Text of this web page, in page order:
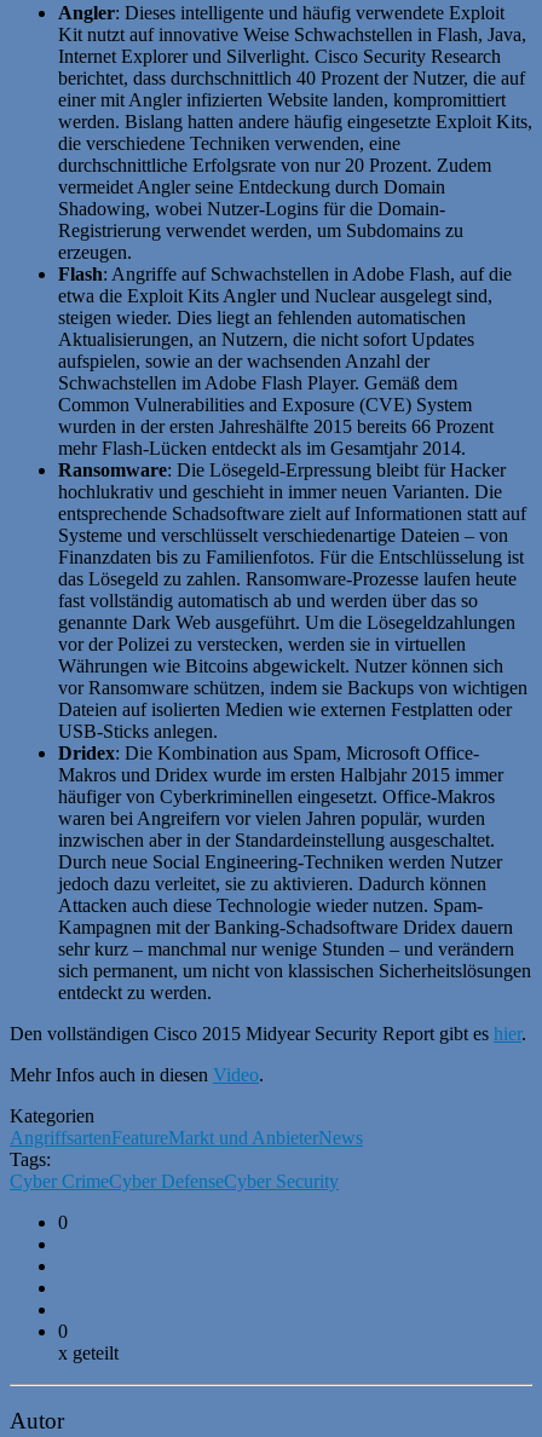
Angler: Dieses intelligente und häufig verwendete Exploit
Kit nutzt auf innovative Weise Schwachstellen in Flash, Java,
Internet Explorer und Silverlight. Cisco Security Research
berichtet, dass durchschnittlich 40 Prozent der Nutzer, die auf
einer mit Angler infizierten Website landen, kompromittiert
werden. Bislang hatten andere häufig eingesetzte Exploit Kits,
die verschiedene Techniken verwenden, eine
durchschnittliche Erfolgsrate von nur 20 Prozent. Zudem
vermeidet Angler seine Entdeckung durch Domain
Shadowing, wobei Nutzer-Logins für die Domain-
Registrierung verwendet werden, um Subdomains zu
erzeugen.
Flash: Angriffe auf Schwachstellen in Adobe Flash, auf die
etwa die Exploit Kits Angler und Nuclear ausgelegt sind,
steigen wieder. Dies liegt an fehlenden automatischen
Aktualisierungen, an Nutzern, die nicht sofort Updates
aufspielen, sowie an der wachsenden Anzahl der
Schwachstellen im Adobe Flash Player. Gemäß dem
Common Vulnerabilities and Exposure (CVE) System
wurden in der ersten Jahreshälfte 2015 bereits 66 Prozent
mehr Flash-Lücken entdeckt als im Gesamtjahr 2014.
Ransomware: Die Lösegeld-Erpressung bleibt für Hacker
hochlukrativ und geschieht in immer neuen Varianten. Die
entsprechende Schadsoftware zielt auf Informationen statt auf
Systeme und verschlüsselt verschiedenartige Dateien – von
Finanzdaten bis zu Familienfotos. Für die Entschlüsselung ist
das Lösegeld zu zahlen. Ransomware-Prozesse laufen heute
fast vollständig automatisch ab und werden über das so
genannte Dark Web ausgeführt. Um die Lösegeldzahlungen
vor der Polizei zu verstecken, werden sie in virtuellen
Währungen wie Bitcoins abgewickelt. Nutzer können sich
vor Ransomware schützen, indem sie Backups von wichtigen
Dateien auf isolierten Medien wie externen Festplatten oder
USB-Sticks anlegen.
Dridex: Die Kombination aus Spam, Microsoft Office-
Makros und Dridex wurde im ersten Halbjahr 2015 immer
häufiger von Cyberkriminellen eingesetzt. Office-Makros
waren bei Angreifern vor vielen Jahren populär, wurden
inzwischen aber in der Standardeinstellung ausgeschaltet.
Durch neue Social Engineering-Techniken werden Nutzer
jedoch dazu verleitet, sie zu aktivieren. Dadurch können
Attacken auch diese Technologie wieder nutzen. Spam-
Kampagnen mit der Banking-Schadsoftware Dridex dauern
sehr kurz – manchmal nur wenige Stunden – und verändern
sich permanent, um nicht von klassischen Sicherheitslösungen
entdeckt zu werden.
Den vollständigen Cisco 2015 Midyear Security Report gibt es hier.
Mehr Infos auch in diesen Video.
Kategorien
AngriffsartenFeatureMarkt und AnbieterNews
Tags:
Cyber CrimeCyber DefenseCyber Security
0
0
x geteilt
Autor